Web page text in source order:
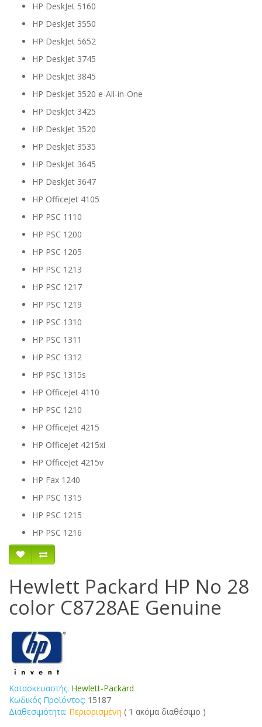
HP DeskJet 5160
HP DeskJet 3550
HP DeskJet 5652
HP DeskJet 3745
HP DeskJet 3845
HP Deskjet 3520 e-All-in-One
HP DeskJet 3425
HP DeskJet 3520
HP DeskJet 3535
HP DeskJet 3645
HP DeskJet 3647
HP OfficeJet 4105
HP PSC 1110
HP PSC 1200
HP PSC 1205
HP PSC 1213
HP PSC 1217
HP PSC 1219
HP PSC 1310
HP PSC 1311
HP PSC 1312
HP PSC 1315s
HP OfficeJet 4110
HP PSC 1210
HP OfficeJet 4215
HP OfficeJet 4215xi
HP OfficeJet 4215v
HP Fax 1240
HP PSC 1315
HP PSC 1215
HP PSC 1216
Hewlett Packard HP No 28
color C8728AE Genuine
Κατασκευαστής: Hewlett-Packard
Κωδικός Προϊόντος: 15187
Διαθεσιμότητα: Περιορισμένη ( 1 ακόμα διαθέσιμο )